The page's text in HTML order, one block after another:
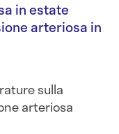
in estate
arteriosa in
sulla
arteriosa